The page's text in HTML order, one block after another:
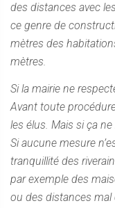
des distances avec
ce genre de
mètres des
mètres.
Si la mairie ne
Avant toute
les élus. Mais si ça
Si aucune mesure
tranquillité des
par exemple des
ou des distances mal